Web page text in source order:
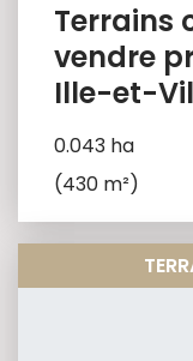
Terrains
vendre
Ille-et-
0.043 ha
(430 m²)